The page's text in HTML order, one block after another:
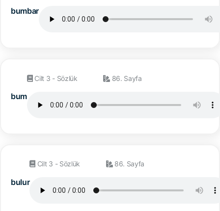
bumbar
bum
Cilt 3 - Sözlük 86. Sayfa
bulur
Cilt 3 - Sözlük 86. Sayfa